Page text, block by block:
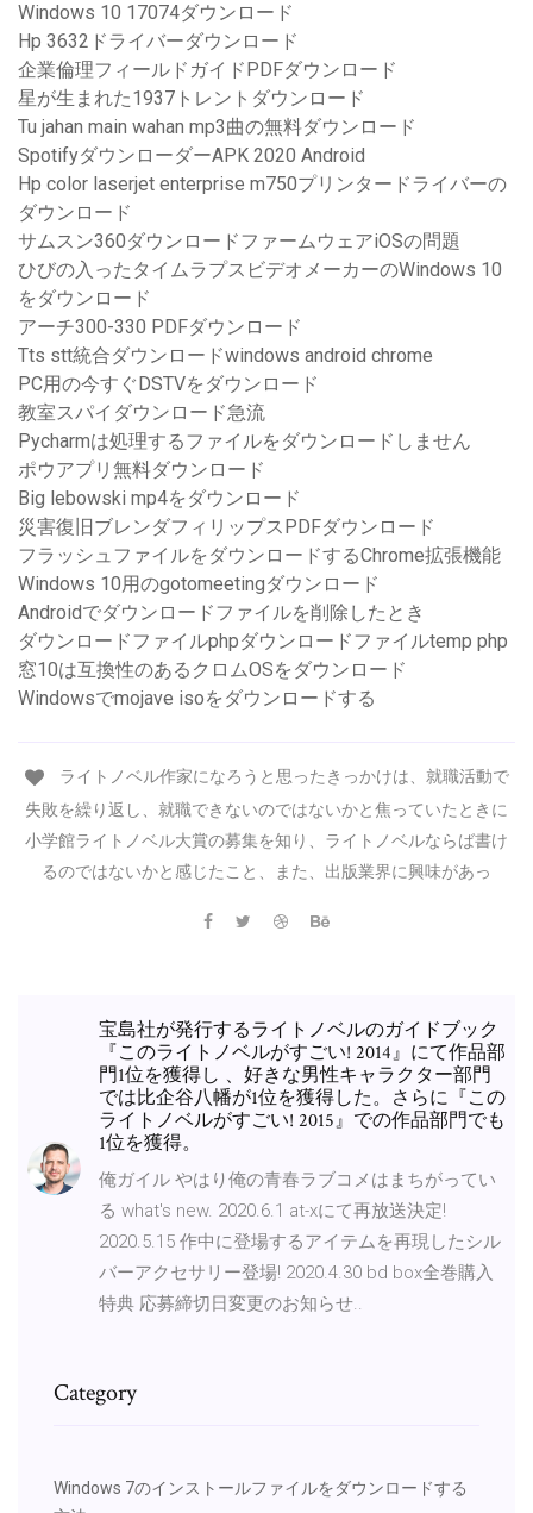
Windows 10 17074ダウンロード
Hp 3632ドライバーダウンロード
企業倫理フィールドガイドPDFダウンロード
星が生まれた1937トレントダウンロード
Tu jahan main wahan mp3曲の無料ダウンロード
SpotifyダウンローダーAPK 2020 Android
Hp color laserjet enterprise m750プリンタードライバーの
ダウンロード
サムスン360ダウンロードファームウェアiOSの問題
ひびの入ったタイムラプスビデオメーカーのWindows 10
をダウンロード
アーチ300-330 PDFダウンロード
Tts stt統合ダウンロードwindows android chrome
PC用の今すぐDSTVをダウンロード
教室スパイダウンロード急流
Pycharmは処理するファイルをダウンロードしません
ポウアプリ無料ダウンロード
Big lebowski mp4をダウンロード
災害復旧ブレンダフィリップスPDFダウンロード
フラッシュファイルをダウンロードするChrome拡張機能
Windows 10用のgotomeetingダウンロード
Androidでダウンロードファイルを削除したとき
ダウンロードファイルphpダウンロードファイルtemp php
窓10は互換性のあるクロムOSをダウンロード
Windowsでmojave isoをダウンロードする
ライトノベル作家になろうと思ったきっかけは、就職活動で
失敗を繰り返し、就職できないのではないかと焦っていたときに
小学館ライトノベル大賞の募集を知り、ライトノベルならば書け
るのではないかと感じたこと、また、出版業界に興味があっ
宝島社が発行するライトノベルのガイドブック
『このライトノベルがすごい! 2014』にて作品部
門1位を獲得し 、好きな男性キャラクター部門
では比企谷八幡が1位を獲得した。さらに『この
ライトノベルがすごい! 2015』での作品部門でも
1位を獲得。
俺ガイル やはり俺の青春ラブコメはまちがってい
る what's new. 2020.6.1 at-xにて再放送決定!
2020.5.15 作中に登場するアイテムを再現したシル
バーアクセサリー登場! 2020.4.30 bd box全巻購入
特典 応募締切日変更のお知らせ..
Category
Windows 7のインストールファイルをダウンロードする